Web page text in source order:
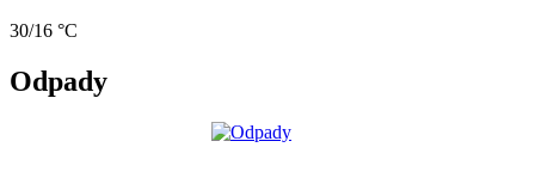
30/16 °C
Odpady